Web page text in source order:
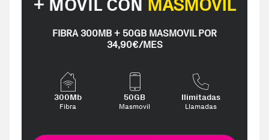
+ MÓVIL CON MASMOVIL
FIBRA 300MB + 50GB MASMOVIL POR
34,90€/MES
300Mb
Fibra
50GB
Masmovil
Ilimitadas
Llamadas